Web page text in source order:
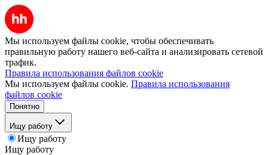
Мы используем файлы cookie, чтобы обеспечивать
правильную работу нашего веб-сайта и анализировать сетевой
трафик.
Правила использования файлов cookie
Мы используем файлы cookie. Правила использования
файлов cookie
Понятно
Ищу работу
Ищу работу
Ищу работу